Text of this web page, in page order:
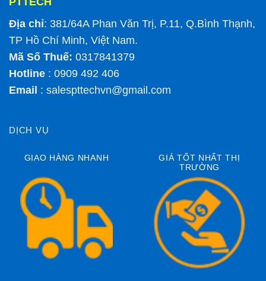
Địa chỉ: 381/64A Phan Văn Trị, P.11, Q.Bình Thạnh,
TP Hồ Chí Minh, Việt Nam.
Mã Số Thuế: 0317841379
Hotline : 0909 492 406
Email : salespttechvn@gmail.com
DỊCH VỤ
GIAO HÀNG NHANH
GIÁ TỐT NHẤT THỊ
TRƯỜNG